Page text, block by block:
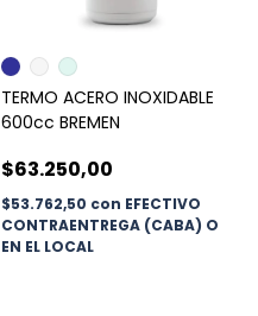
TERMO ACERO INOXIDABLE
600cc BREMEN
$63.250,00
$53.762,50 con EFECTIVO
CONTRAENTREGA (CABA) O
EN EL LOCAL